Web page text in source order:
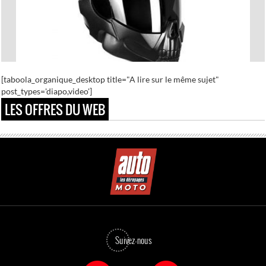
Les 20 casques de moto les plus customisés
[taboola_organique_desktop title="A lire sur le même sujet"
post_types='diapo,video']
LES OFFRES DU WEB
Suivez-nous